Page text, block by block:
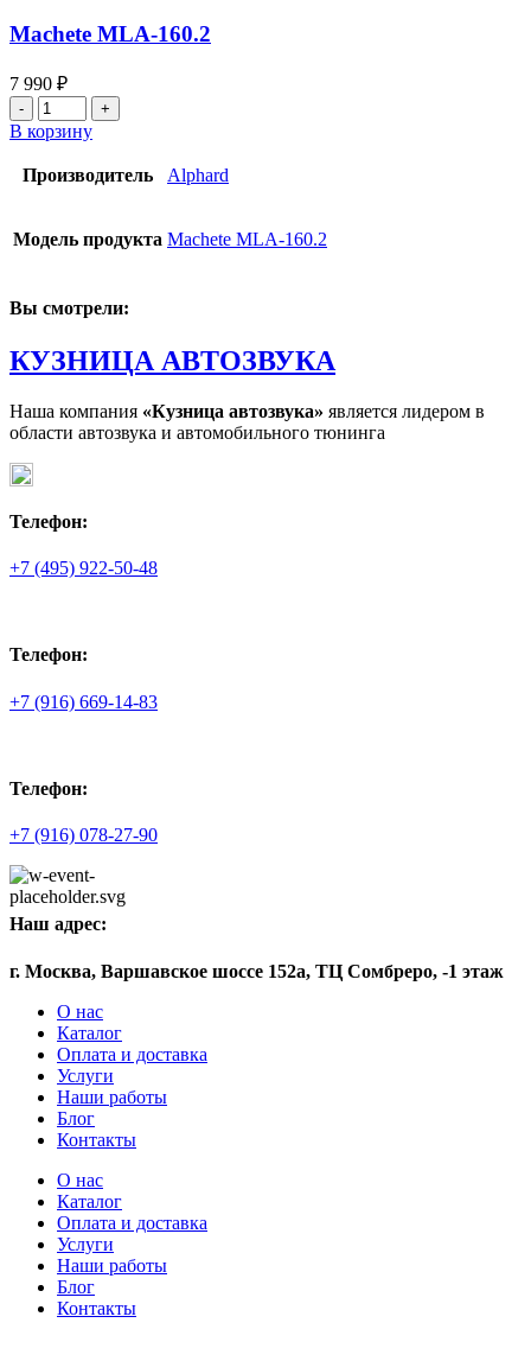
Machete MLA-160.2
7 990 ₽
Количество
товара
Machete
MLA-
160.2
В корзину
Производитель Alphard
Модель продукта Machete MLA-160.2
Вы смотрели:
КУЗНИЦА АВТОЗВУКА
Наша компания «Кузница автозвука» является лидером в
области автозвука и автомобильного тюнинга
Телефон:
+7 (495) 922-50-48
Телефон:
+7 (916) 669-14-83
Телефон:
+7 (916) 078-27-90
Наш адрес:
г. Москва, Варшавское шоссе 152а, ТЦ Сомбреро, -1 этаж
О нас
Каталог
Оплата и доставка
Услуги
Наши работы
Блог
Контакты
О нас
Каталог
Оплата и доставка
Услуги
Наши работы
Блог
Контакты